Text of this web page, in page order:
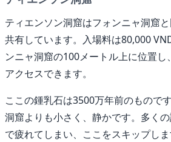
ティエンソン洞窟はフォンニャ洞窟
共有しています。入場料は80,000
ンニャ洞窟の100メートル上に位置
アクセスできます。
ここの鍾乳石は3500万年前のもので
洞窟よりも小さく、静かです。多く
で疲れてしまい、ここをスキップしま